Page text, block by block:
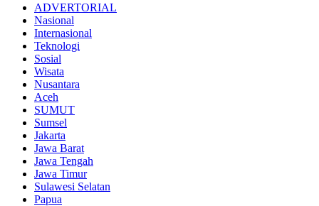
ADVERTORIAL
Nasional
Internasional
Teknologi
Sosial
Wisata
Nusantara
Aceh
SUMUT
Sumsel
Jakarta
Jawa Barat
Jawa Tengah
Jawa Timur
Sulawesi Selatan
Papua